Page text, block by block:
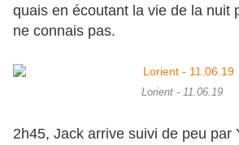
quais en écoutant la vie de la nuit
ne connais pas.
Lorient - 11.06.19
2h45, Jack arrive suivi de peu par